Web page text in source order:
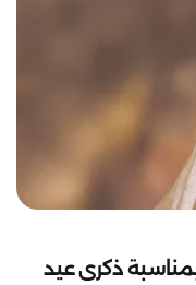
ذكرى عيد